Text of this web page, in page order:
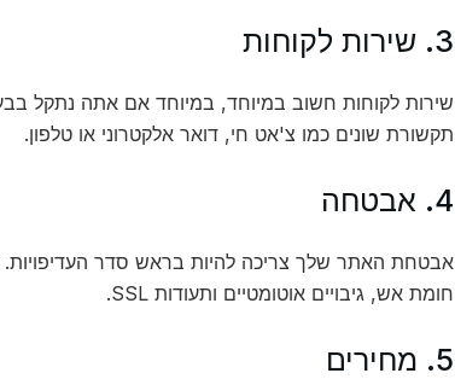
3. שירות לקוחות
תקשורת שונים כמו צ'אט חי, דואר אלקטרוני או טלפון.
4. אבטחה
אבטחת האתר שלך צריכה להיות בראש סדר
חומת אש, גיבויים אוטומטיים ותעודות SSL.
5. מחירים